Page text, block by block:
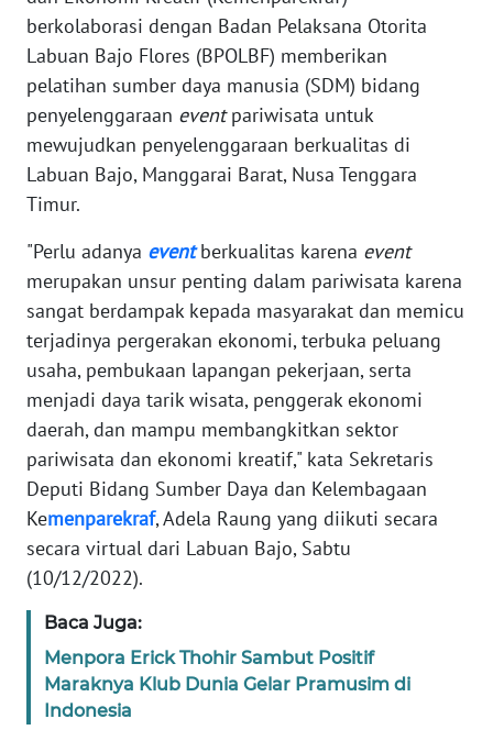
berkolaborasi dengan Badan Pelaksana Otorita
Labuan Bajo Flores (BPOLBF) memberikan
pelatihan sumber daya manusia (SDM) bidang
penyelenggaraan eventpariwisata untuk
mewujudkan penyelenggaraan berkualitas di
Labuan Bajo, Manggarai Barat, Nusa Tenggara
Timur.
"Perlu adanya eventberkualitas karena event
merupakan unsur penting dalam pariwisata karena
sangat berdampak kepada masyarakat dan memicu
terjadinya pergerakan ekonomi, terbuka peluang
usaha, pembukaan lapangan pekerjaan, serta
menjadi daya tarik wisata, penggerak ekonomi
daerah, dan mampu membangkitkan sektor
pariwisata dan ekonomi kreatif," kata Sekretaris
Deputi Bidang Sumber Daya dan Kelembagaan
Kemenparekraf, Adela Raung yang diikuti secara
secara virtual dari Labuan Bajo, Sabtu
(10/12/2022).
Baca Juga:
Menpora Erick Thohir Sambut Positif
Maraknya Klub Dunia Gelar Pramusim di
Indonesia
MEDIA
SIBER
REDAKSI
Wahana
Regional
WN
SUMUT
WN
JAKARTA
JABAR
WN
WN